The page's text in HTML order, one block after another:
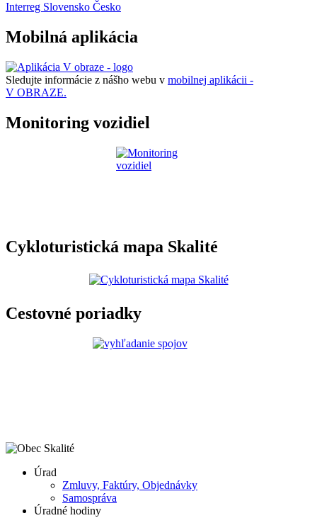
Interreg Slovensko Česko
Mobilná aplikácia
Sledujte informácie z nášho webu v mobilnej aplikácii -
V OBRAZE.
Monitoring vozidiel
Cykloturistická mapa Skalité
Cestovné poriadky
Úrad
Zmluvy, Faktúry, Objednávky
Samospráva
Úradné hodiny